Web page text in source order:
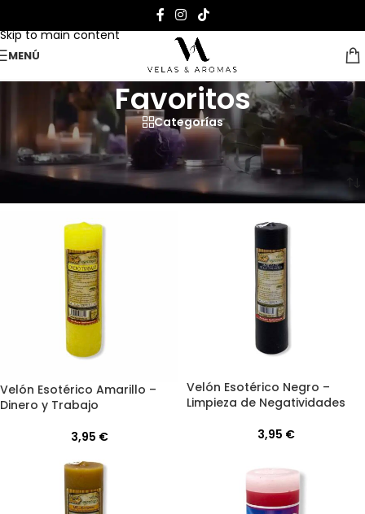
Skip to main content
MENÚ
Favoritos
Categorías
Comprar velas online.
Página Inicial>Favoritos
Velón Esotérico Amarillo –
Dinero y Trabajo
3,95 €
Velón Esotérico Negro –
Limpieza de Negatividades
3,95 €